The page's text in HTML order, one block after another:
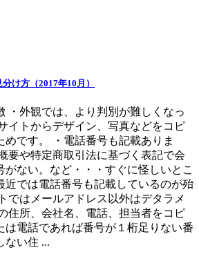
け方（2017年10月）
・外観では、より判別が難しくなっ
イトからデザイン、写真などをコピ
めです。 ・電話番号も記載ありま
要や特定商取引法に基づく表記で会
がない。など・・・すぐに怪しいとこ
近では電話番号も記載しているのが殆
ではメールアドレス以外はデタラメ
住所、会社名、電話、担当者をコピ
は電話であれば番号が１桁足りない番
ない住 ...